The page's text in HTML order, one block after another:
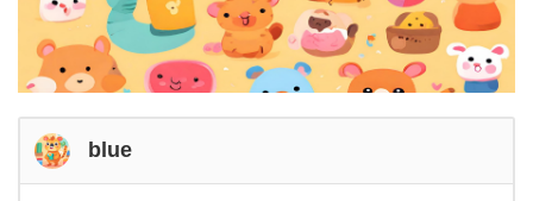
blue